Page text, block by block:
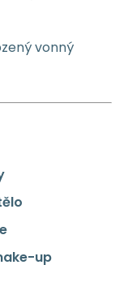
vonný
up